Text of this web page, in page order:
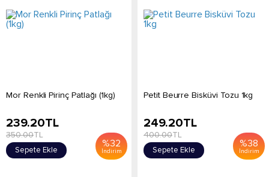
Mor Renkli Pirinç Patlağı (1kg)
%32
İndirim
239.20TL
350.00TL
Sepete Ekle
Petit Beurre Bisküvi Tozu 1kg
%38
İndirim
249.20TL
400.00TL
Sepete Ekle